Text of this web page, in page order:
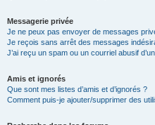
Messagerie privée
Je ne peux pas envoyer de messages
Je reçois sans arrêt des messages
J’ai reçu un spam ou un courriel abusif
Amis et ignorés
Que sont mes listes d’amis et d’ignorés ?
Comment puis-je ajouter/supprimer des